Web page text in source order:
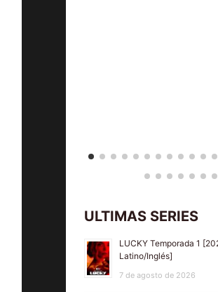
ULTIMAS SERIES
LUCKY Temporada 1
Latino/Inglés]
7 de agosto de 2026